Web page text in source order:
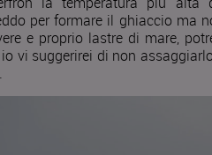
per formare il ghiaccio ma
e proprio lastre di mare,
vi suggerirei di non